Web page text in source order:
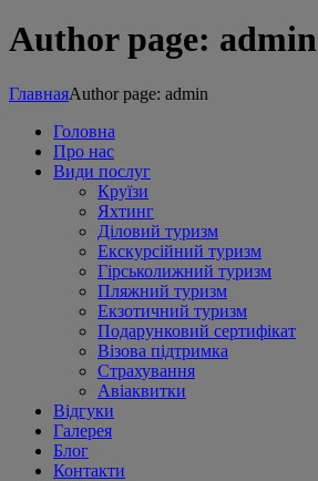
Author page: admin
ГлавнаяAuthor page: admin
Головна
Про нас
Види послуг
Круїзи
Яхтинг
Діловий туризм
Екскурсійний туризм
Гірськолижний туризм
Пляжний туризм
Екзотичний туризм
Подарунковий сертифікат
Візова підтримка
Страхування
Авіаквитки
Відгуки
Галерея
Блог
Контакти